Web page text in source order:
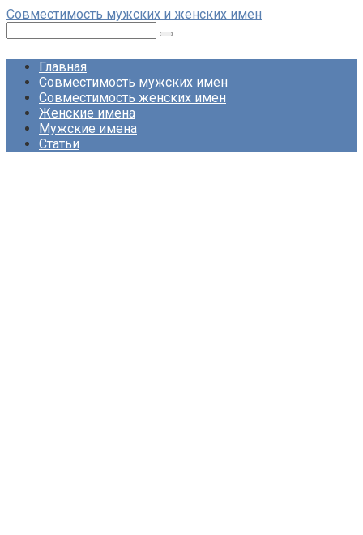
Перейти
контенту
Совместимость мужских и женских имен
Главная
Совместимость мужских имен
Совместимость женских имен
Женские имена
Мужские имена
Статьи